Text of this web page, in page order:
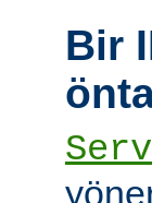
Bir